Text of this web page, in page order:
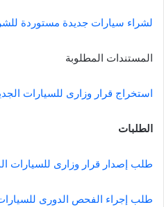
لشراء سيارات جديدة مستوردة
المستندات المطلوبة
استخراج قرار وزارى للسيارات
الطلبات
طلب إصدار قرار وزارى للسيارات
طلب إجراء الفحص الدورى